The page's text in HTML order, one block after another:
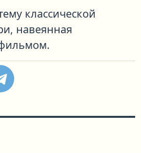
классической
навеянная